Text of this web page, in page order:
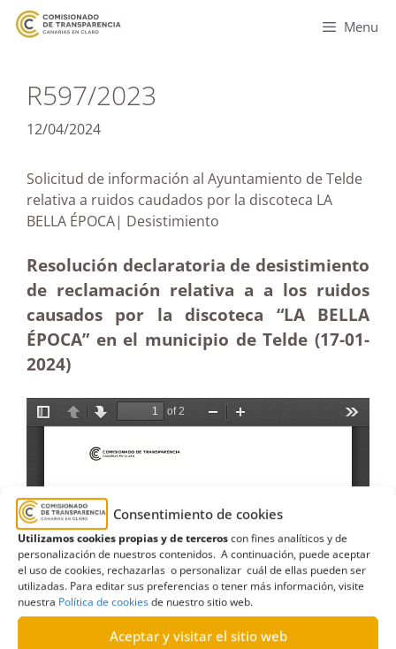
Consentimiento de cookies
Utilizamos cookies propias y de terceroscon fines analíticos y de
personalización de nuestros contenidos. A continuación, puede aceptar
el uso de cookies, rechazarlas o personalizar cuál de ellas pueden ser
utilizadas. Para editar sus preferencias o tener más información, visite
nuestra Política de cookiesde nuestro sitio web.
Aceptar y visitar el sitio web
Menu
R597/2023
12/04/2024
Solicitud de información al Ayuntamiento de Telde
relativa a ruidos caudados por la discoteca LA
BELLA ÉPOCA| Desistimiento
Resolución declaratoria de desistimiento
de reclamación relativa a a los ruidos
causados por la discoteca “LA BELLA
ÉPOCA” en el municipio de Telde (17-01-
2024)